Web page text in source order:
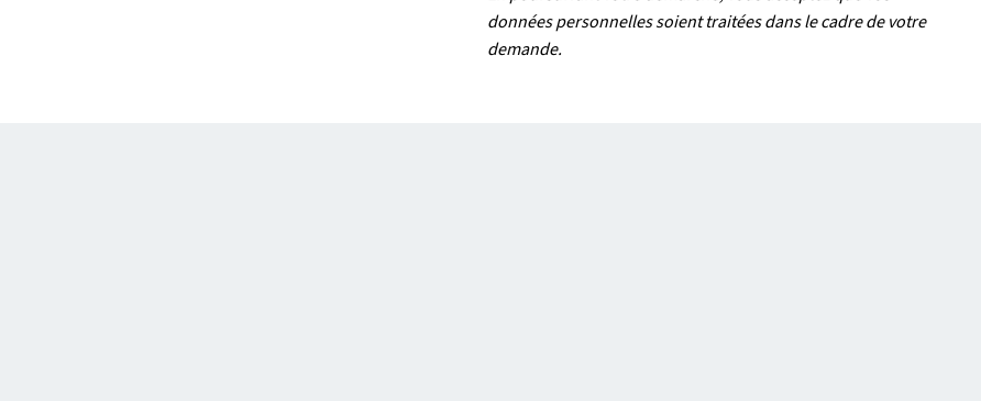
données personnelles soient traitées dans le cadre de votre
demande.